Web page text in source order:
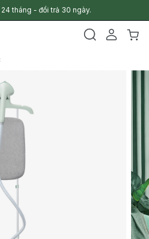
tháng - đổi trả 30 ngày.